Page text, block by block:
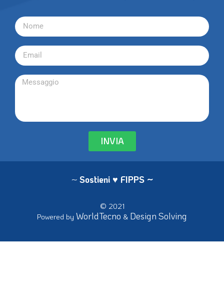
INVIA
~ Sostieni ♥ FIPPS ~
© 2021
Powered by WorldTecno & Design Solving